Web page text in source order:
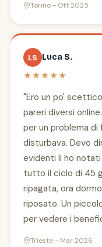
Torino - Ott 2025
LS
Luca S.
★★★★★
"Ero un po'
pareri diversi
per un problema di
disturbava. Devo
evidenti li ho
tutto il ciclo di 45
ripagata, ora
riposato. Un
per vedere i
Trieste - Mar 2026